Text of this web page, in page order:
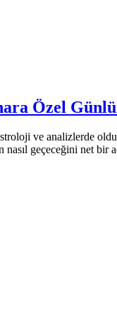
Özel
ve analizlerde
geçeceğini net bir